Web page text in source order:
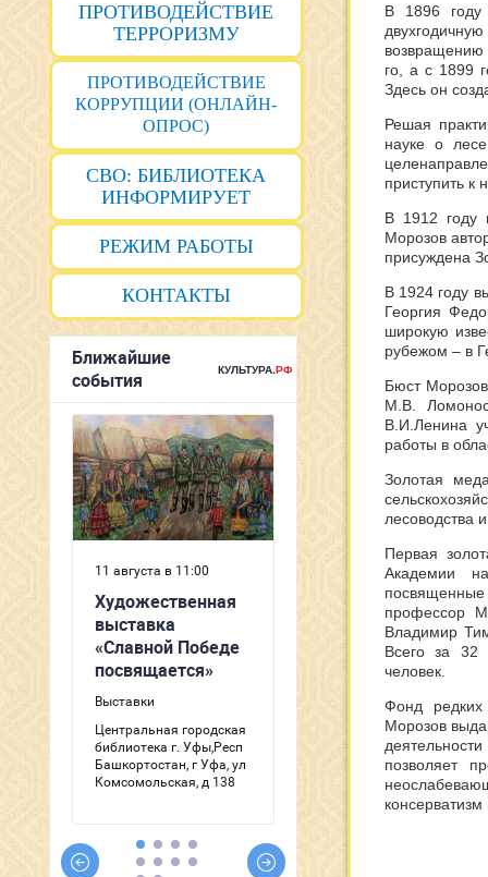
ПРОТИВОДЕЙСТВИЕ
ТЕРРОРИЗМУ
ПРОТИВОДЕЙСТВИЕ
КОРРУПЦИИ (ОНЛАЙН-
ОПРОС)
СВО: БИБЛИОТЕКА
ИНФОРМИРУЕТ
РЕЖИМ РАБОТЫ
КОНТАКТЫ
В 1896 году
возвращению
го, а с 1899
Здесь он
Решая
науке о
приступить к
В 1912 году
Морозов
присуждена
В 1924 году
Георгия
широкую
рубежом – в
Бюст
М.В.
В.И.Ленина
работы в
Золотая
лесоводства
Первая
Академии
профессор
Владимир
Всего за 32
человек.
Фонд редких
Морозов
позволяет